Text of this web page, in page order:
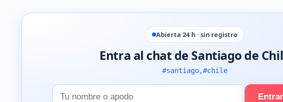
Abierta 24 h · sin registro
Entra al chat de Santiago de
#santiago,#chile
Tu